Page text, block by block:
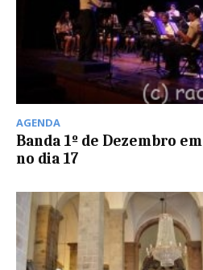
AGENDA
Banda 1º de Dezembro
no dia 17